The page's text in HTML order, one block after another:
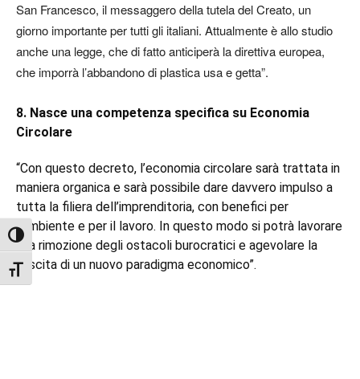
Attiva/disattiva alto contrasto
Attiva/disattiva dimensione testo
San Francesco, il messaggero della tutela del Creato, un
giorno importante per tutti gli italiani. Attualmente è allo studio
anche una legge, che di fatto anticiperà la direttiva europea,
che imporrà l’abbandono di plastica usa e getta”.
8. Nasce una competenza specifica su Economia
Circolare
“Con questo decreto, l’economia circolare sarà trattata in
maniera organica e sarà possibile dare davvero impulso a
tutta la filiera dell’imprenditoria, con benefici per
l’ambiente e per il lavoro. In questo modo si potrà lavorare
alla rimozione degli ostacoli burocratici e agevolare la
nascita di un nuovo paradigma economico”.